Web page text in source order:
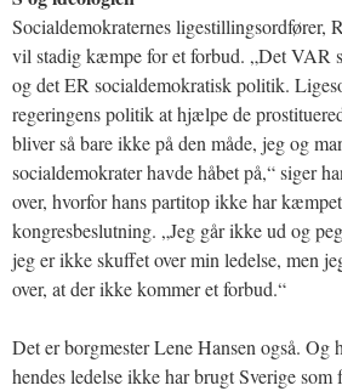
Socialdemokraternes ligestillingsordfører,
vil stadig kæmpe for et forbud. „Det VAR
og det ER socialdemokratisk politik.
regeringens politik at hjælpe de
bliver så bare ikke på den måde, jeg og
socialdemokrater havde håbet på,“ siger
over, hvorfor hans partitop ikke har
kongresbeslutning. „Jeg går ikke ud og
jeg er ikke skuffet over min ledelse, men
over, at der ikke kommer et forbud.“
Det er borgmester Lene Hansen også. Og
hendes ledelse ikke har brugt Sverige som